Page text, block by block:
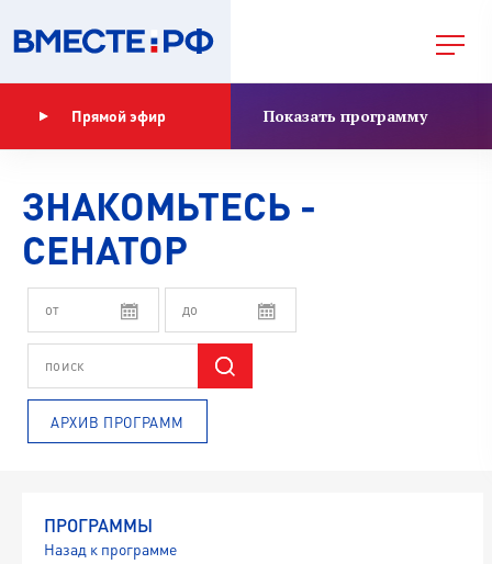
Прямой эфир Показать программу
ЗНАКОМЬТЕСЬ -
СЕНАТОР
АРХИВ ПРОГРАММ
ПРОГРАММЫ
Назад к программе